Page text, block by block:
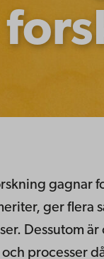
gagnar
ger flera
Dessutom
processer